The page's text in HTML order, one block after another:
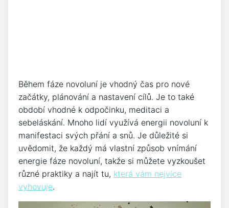
Během fáze novoluní je vhodný čas pro nové
začátky, plánování a nastavení cílů. Je to také
období vhodné k odpočinku, meditaci a
sebeláskání. Mnoho lidí využívá energii novoluní k
manifestaci svých přání a snů. Je důležité si
uvědomit, že každý má vlastní způsob vnímání
energie fáze novoluní, takže si můžete vyzkoušet
různé praktiky a najít tu, která vám nejvíce
vyhovuje.